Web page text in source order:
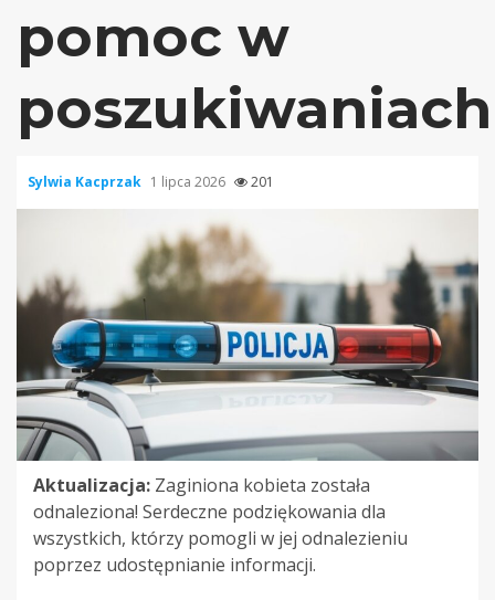
pomoc w
poszukiwaniach
Sylwia Kacprzak 1 lipca 2026 201
Aktualizacja: Zaginiona kobieta została
odnaleziona! Serdeczne podziękowania dla
wszystkich, którzy pomogli w jej odnalezieniu
poprzez udostępnianie informacji.